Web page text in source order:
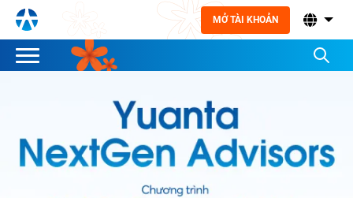
MỞ TÀI KHOẢN